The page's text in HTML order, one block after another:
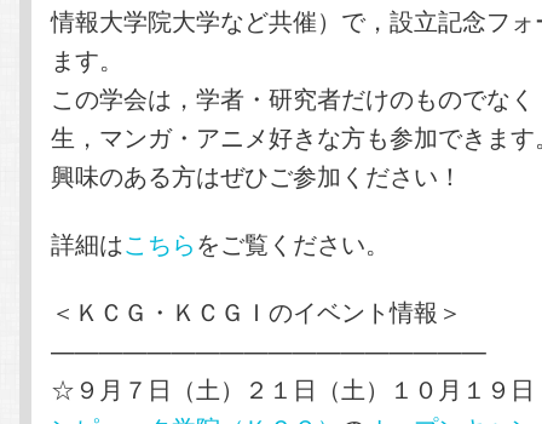
情報大学院大学など共催）で，設立記念フ
ます。
この学会は，学者・研究者だけのものでな
生，マンガ・アニメ好きな方も参加できます
興味のある方はぜひご参加ください！
詳細はこちらをご覧ください。
＜ＫＣＧ・ＫＣＧＩのイベント情報＞
——————————————————
☆９月７日（土）２１日（土）１０月１９